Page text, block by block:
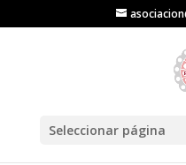
Seleccionar página